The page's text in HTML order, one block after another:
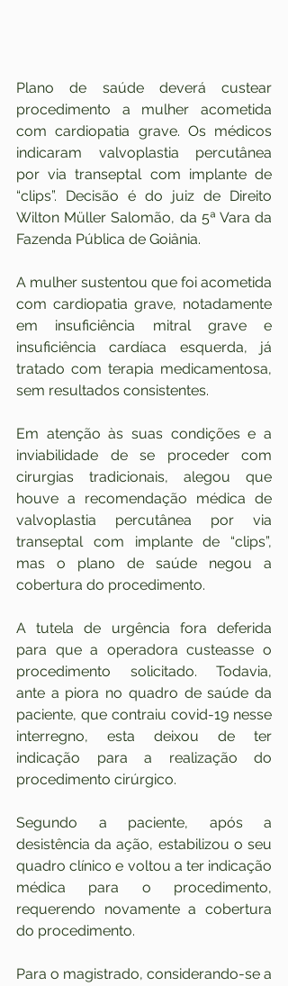
Plano de saúde deverá custear
procedimento a mulher acometida
com cardiopatia grave. Os médicos
indicaram valvoplastia percutânea
por via transeptal com implante de
“clips”. Decisão é do juiz de Direito
Wilton Müller Salomão, da 5ª Vara da
Fazenda Pública de Goiânia.
A mulher sustentou que foi acometida
com cardiopatia grave, notadamente
em insuficiência mitral grave e
insuficiência cardíaca esquerda, já
tratado com terapia medicamentosa,
sem resultados consistentes.
Em atenção às suas condições e a
inviabilidade de se proceder com
cirurgias tradicionais, alegou que
houve a recomendação médica de
valvoplastia percutânea por via
transeptal com implante de “clips”,
mas o plano de saúde negou a
cobertura do procedimento.
A tutela de urgência fora deferida
para que a operadora custeasse o
procedimento solicitado. Todavia,
ante a piora no quadro de saúde da
paciente, que contraiu covid-19 nesse
interregno, esta deixou de ter
indicação para a realização do
procedimento cirúrgico.
Segundo a paciente, após a
desistência da ação, estabilizou o seu
quadro clínico e voltou a ter indicação
médica para o procedimento,
requerendo novamente a cobertura
do procedimento.
Para o magistrado, considerando-se a